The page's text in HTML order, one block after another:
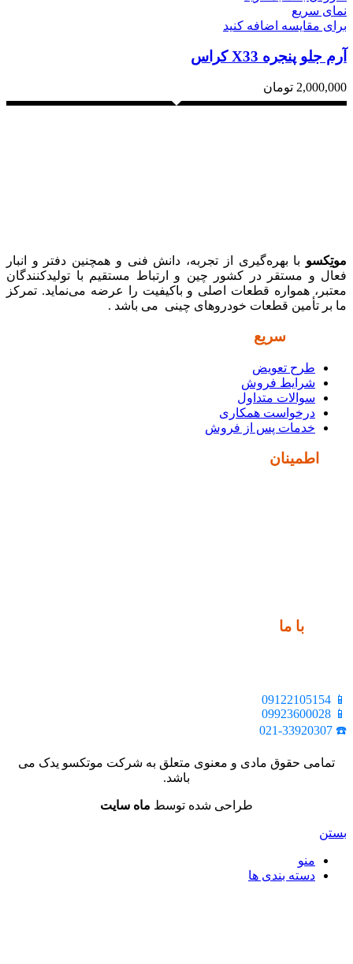
نمای سریع
برای مقایسه اضافه کنید
آرم جلو پنجره X33 کراس
2,000,000 تومان
موتِکسو با بهره‌گیری از تجربه، دانش فنی و همچنین دفتر و انبار
فعال و مستقر در کشور چین و ارتباط مستقیم با تولیدکنندگان
معتبر، همواره قطعات اصلی و باکیفیت را عرضه می‌نماید. تمرکز
ما بر تأمین قطعات خودروهای چینی می باشد .
سریع
طرح تعویض
شرایط فروش
سوالات متداول
درخواست همکاری
خدمات پس از فروش
اطمینان
با ما
📱 09122105154
📱 09923600028
☎️ 021-33920307
تمامی حقوق مادی و معنوی متعلق به شرکت موتکسو یدک می
باشد.
طراحی شده توسط ماه سایت
بستن
منو
دسته بندی ها